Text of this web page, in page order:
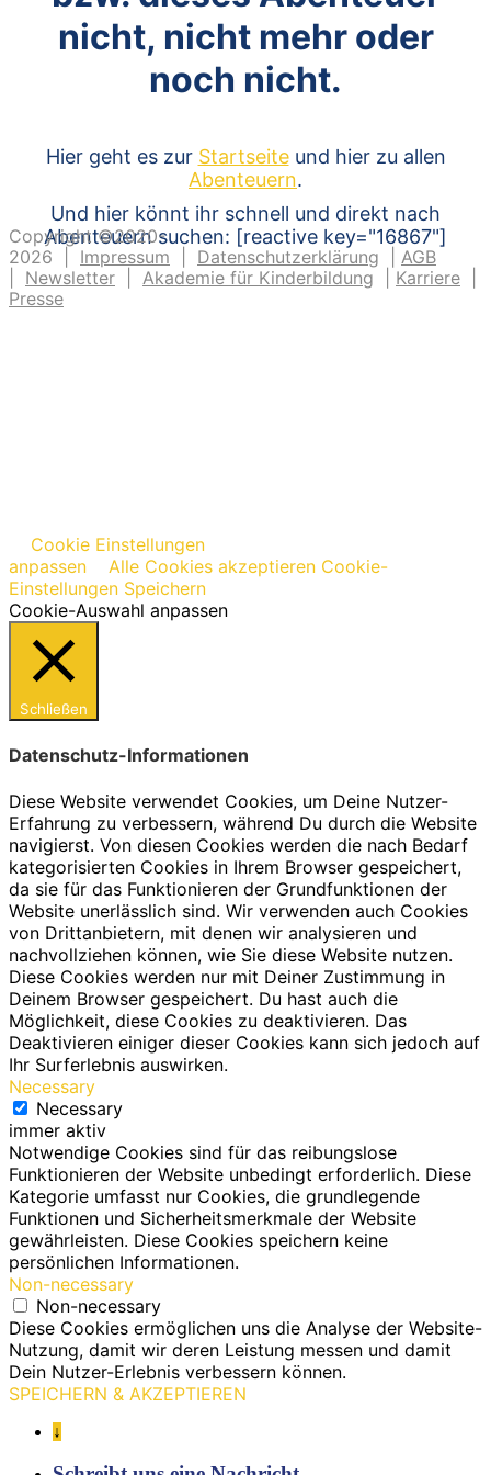
nicht, nicht mehr oder
noch nicht.
Hier geht es zur Startseiteund hier zu allen
Abenteuern.
Und hier könnt ihr schnell und direkt nach
Abenteuern suchen: [reactive key="16867"]
Copyright ©2020-
2026 | Impressum Datenschutzerklärung
AGB
Newsletter Akademie für Kinderbildung Karriere
Presse
Cookie Einstellungen
anpassen
Alle Cookies akzeptieren Cookie-
Einstellungen Speichern
Cookie-Auswahl anpassen
Schließen
Datenschutz-Informationen
Diese Website verwendet Cookies, um Deine Nutzer-
Erfahrung zu verbessern, während Du durch die Website
navigierst. Von diesen Cookies werden die nach Bedarf
kategorisierten Cookies in Ihrem Browser gespeichert,
da sie für das Funktionieren der Grundfunktionen der
Website unerlässlich sind. Wir verwenden auch Cookies
von Drittanbietern, mit denen wir analysieren und
nachvollziehen können, wie Sie diese Website nutzen.
Diese Cookies werden nur mit Deiner Zustimmung in
Deinem Browser gespeichert. Du hast auch die
Möglichkeit, diese Cookies zu deaktivieren. Das
Deaktivieren einiger dieser Cookies kann sich jedoch auf
Ihr Surferlebnis auswirken.
Necessary
Necessary
immer aktiv
Notwendige Cookies sind für das reibungslose
Funktionieren der Website unbedingt erforderlich. Diese
Kategorie umfasst nur Cookies, die grundlegende
Funktionen und Sicherheitsmerkmale der Website
gewährleisten. Diese Cookies speichern keine
persönlichen Informationen.
Non-necessary
Non-necessary
Diese Cookies ermöglichen uns die Analyse der Website-
Nutzung, damit wir deren Leistung messen und damit
Dein Nutzer-Erlebnis verbessern können.
SPEICHERN & AKZEPTIEREN
↓